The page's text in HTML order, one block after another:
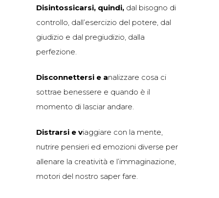
Disintossicarsi, quindi, dal bisogno di
controllo, dall’esercizio del potere, dal
giudizio e dal pregiudizio, dalla
perfezione.
Disconnettersi e analizzare cosa ci
sottrae benessere e quando è il
momento di lasciar andare.
Distrarsi e viaggiare con la mente,
nutrire pensieri ed emozioni diverse per
allenare la creatività e l’immaginazione,
motori del nostro saper fare.